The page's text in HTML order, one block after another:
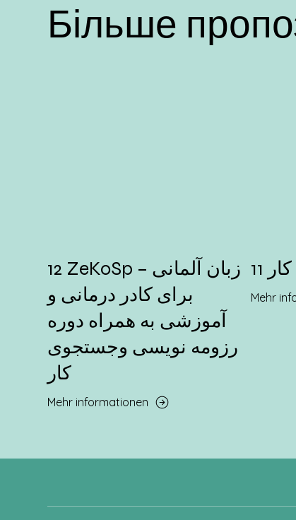
Більше
12 ZeKoSp – زبان آلمانی
برای کادر درمانی و
آموزشی به همراه دوره
رزومه نویسی وجستجوی
کار
Mehr informationen
Mehr